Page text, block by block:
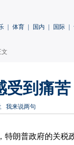
体育 国内 国际
文
到痛
我来说两句
特朗普政府的关税